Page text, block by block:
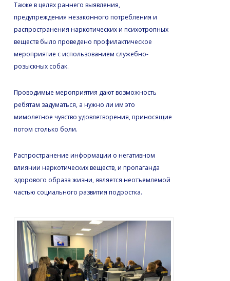
Также в целях раннего выявления,
предупреждения незаконного потребления и
распространения наркотических и психотропных
веществ было проведено профилактическое
мероприятие с использованием служебно-
розыскных собак.
Проводимые мероприятия дают возможность
ребятам задуматься, а нужно ли им это
мимолетное чувство удовлетворения, приносящие
потом столько боли.
Распространение информации о негативном
влиянии наркотических веществ, и пропаганда
здорового образа жизни, является неотъемлемой
частью социального развития подростка.